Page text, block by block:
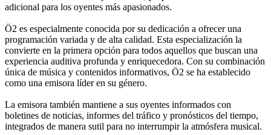
adicional para los oyentes más apasionados.
Ö2 es especialmente conocida por su dedicación a ofrecer una
programación variada y de alta calidad. Esta especialización la
convierte en la primera opción para todos aquellos que buscan una
experiencia auditiva profunda y enriquecedora. Con su combinación
única de música y contenidos informativos, Ö2 se ha establecido
como una emisora líder en su género.
La emisora también mantiene a sus oyentes informados con
boletines de noticias, informes del tráfico y pronósticos del tiempo,
integrados de manera sutil para no interrumpir la atmósfera musical.